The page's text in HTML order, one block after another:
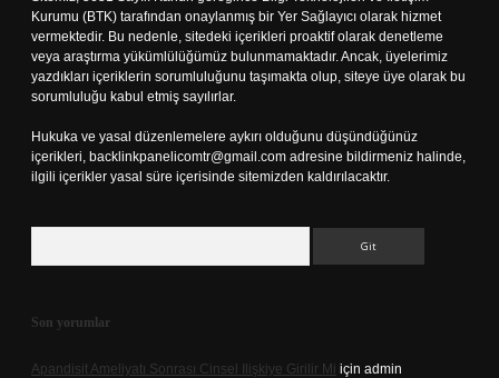
Kurumu (BTK) tarafından onaylanmış bir Yer Sağlayıcı olarak hizmet
vermektedir. Bu nedenle, sitedeki içerikleri proaktif olarak denetleme
veya araştırma yükümlülüğümüz bulunmamaktadır. Ancak, üyelerimiz
yazdıkları içeriklerin sorumluluğunu taşımakta olup, siteye üye olarak bu
sorumluluğu kabul etmiş sayılırlar.
Hukuka ve yasal düzenlemelere aykırı olduğunu düşündüğünüz
içerikleri, backlinkpanelicomtr@gmail.com adresine bildirmeniz halinde,
ilgili içerikler yasal süre içerisinde sitemizden kaldırılacaktır.
Son yorumlar
Apandisit Ameliyatı Sonrası Cinsel Ilişkiye Girilir Mi için admin